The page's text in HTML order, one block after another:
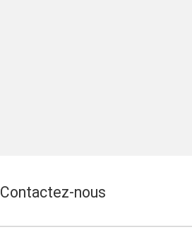
Contactez-nous